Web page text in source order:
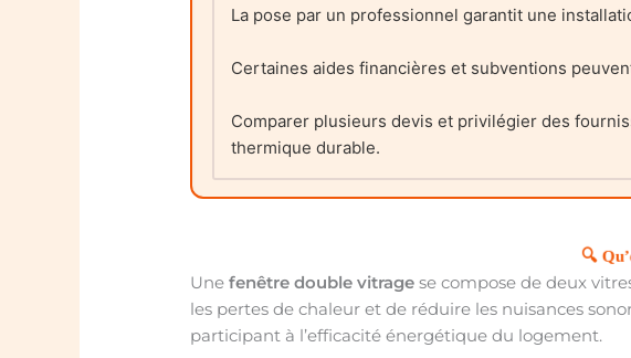
La pose par un professionnel garantit une
Certaines aides financières et subventions
Comparer plusieurs devis et privilégier des
thermique durable.
🔍
Unefenêtre double vitrage se compose de deux
les pertes de chaleur et de réduire les nuisances
participant à l’efficacité énergétique du logement.